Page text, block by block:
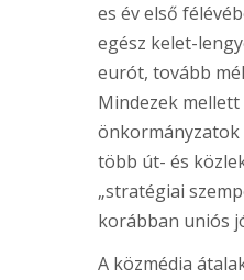
es év első
egész kelet-
eurót, tovább
Mindezek
önkormányzatok
több út- és
„stratégiai
korábban uniós
A közmédia